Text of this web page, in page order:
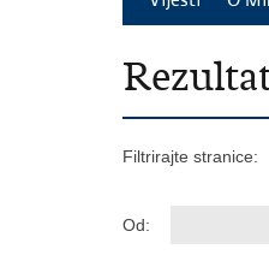
Filtrirajte stranice:
Od: